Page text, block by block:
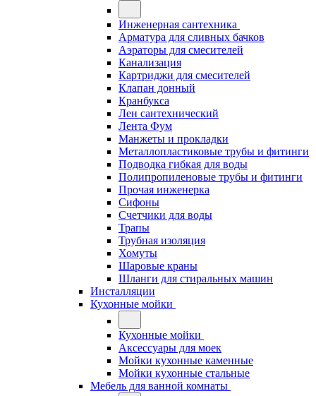
Инженерная сантехника
Арматура для сливных бачков
Аэраторы для смесителей
Канализация
Картриджи для смесителей
Клапан донный
Кранбукса
Лен сантехнический
Лента Фум
Манжеты и прокладки
Металлопластиковые трубы и фитинги
Подводка гибкая для воды
Полипропиленовые трубы и фитинги
Прочая инженерка
Сифоны
Счетчики для воды
Трапы
Трубная изоляция
Хомуты
Шаровые краны
Шланги для стиральных машин
Инсталляции
Кухонные мойки
Кухонные мойки
Аксессуары для моек
Мойки кухонные каменные
Мойки кухонные стальные
Мебель для ванной комнаты